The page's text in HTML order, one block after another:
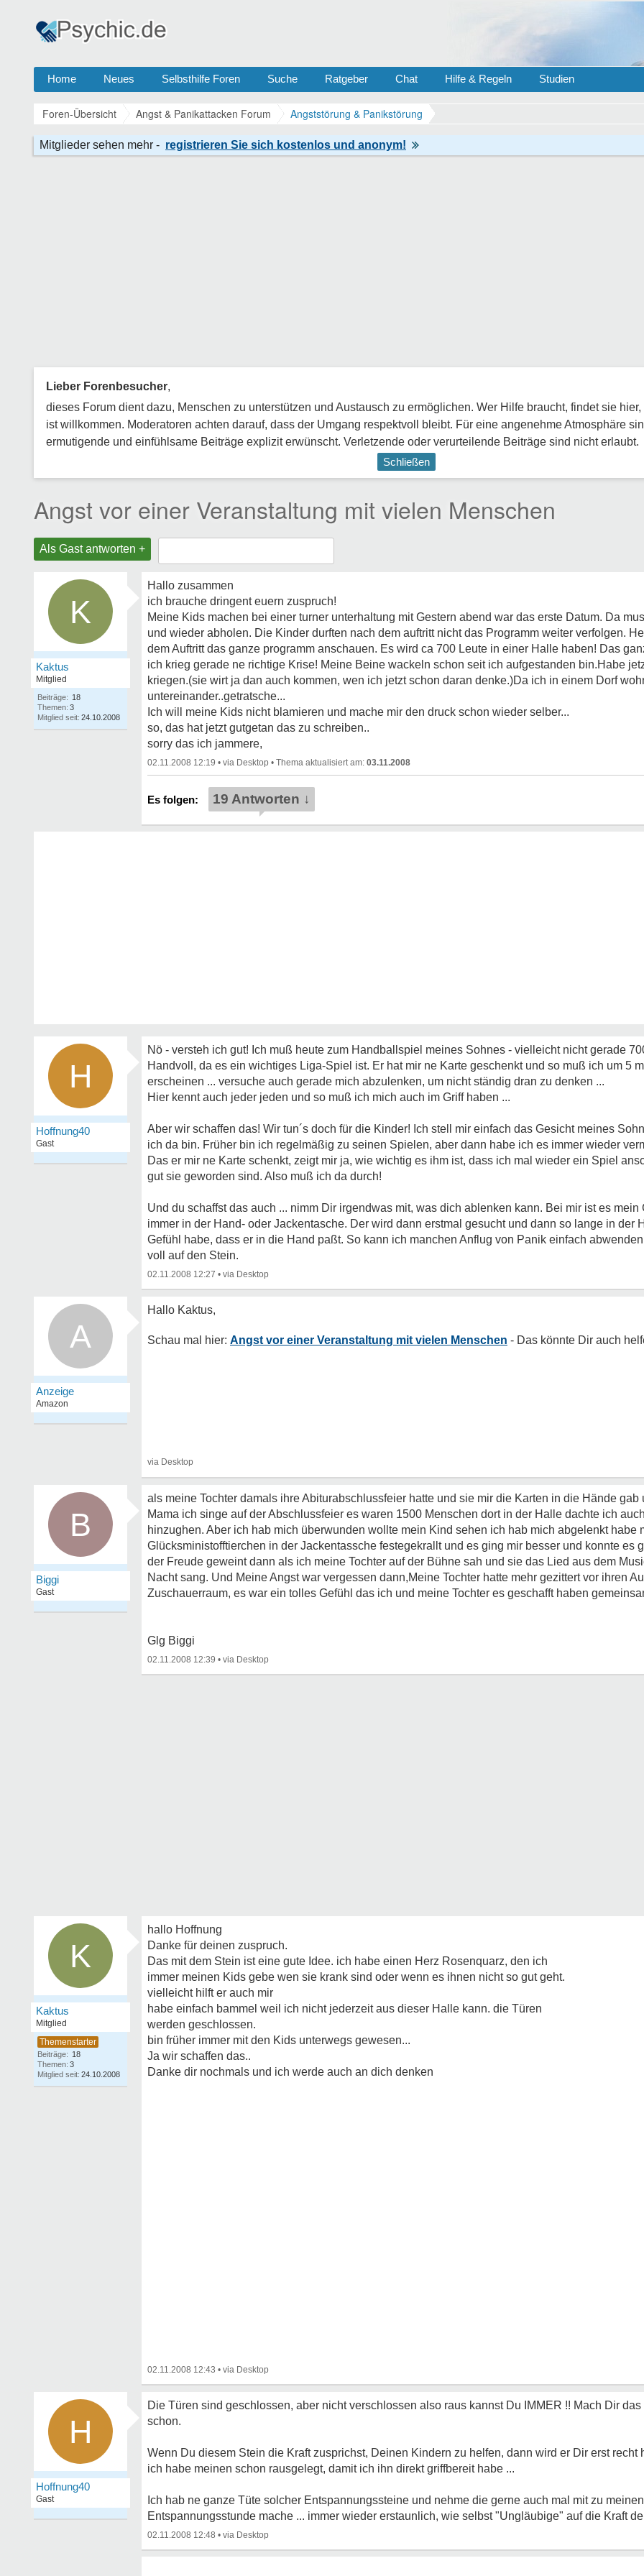
Home Neues Selbsthilfe Foren Suche Ratgeber Chat Hilfe & Regeln Studien
Foren-Übersicht Angst & Panikattacken Forum Angststörung & Panikstörung
Lieber Forenbesucher,
dieses Forum dient dazu, Menschen zu unterstützen und Austausch zu ermöglichen. Wer Hilfe braucht, findet sie
ist willkommen. Moderatoren achten darauf, dass der Umgang respektvoll bleibt. Für eine angenehme Atmosphäre
ermutigende und einfühlsame Beiträge explizit erwünscht. Verletzende oder verurteilende Beiträge sind nicht erlaubt.
Schließen
Angst vor einer Veranstaltung mit vielen Menschen
Als Gast antworten +
K
Kaktus
Mitglied
Beiträge: 18
Themen: 3
Mitglied seit: 24.10.2008
Hallo zusammen
ich brauche dringent euern zuspruch!
Meine Kids machen bei einer turner unterhaltung mit Gestern abend war das erste Datum. Da
und wieder abholen. Die Kinder durften nach dem auftritt nicht das Programm weiter verfolgen.
dem Auftritt das ganze programm anschauen. Es wird ca 700 Leute in einer Halle haben! Das
ich krieg gerade ne richtige Krise! Meine Beine wackeln schon seit ich aufgestanden bin.Habe
kriegen.(sie wirt ja dan auch kommen, wen ich jetzt schon daran denke.)Da ich in einem Dorf
untereinander..getratsche...
Ich will meine Kids nicht blamieren und mache mir den druck schon wieder selber...
so, das hat jetzt gutgetan das zu schreiben..
sorry das ich jammere,
02.11.2008 12:19 • • 03.11.2008
19 Antworten ↓
H
Hoffnung40
Gast
Nö - versteh ich gut! Ich muß heute zum Handballspiel meines Sohnes - vielleicht nicht gerade
Handvoll, da es ein wichtiges Liga-Spiel ist. Er hat mir ne Karte geschenkt und so muß ich um 5
erscheinen ... versuche auch gerade mich abzulenken, um nicht ständig dran zu denken ...
Hier kennt auch jeder jeden und so muß ich mich auch im Griff haben ...
Aber wir schaffen das! Wir tun´s doch für die Kinder! Ich stell mir einfach das Gesicht meines
ich da bin. Früher bin ich regelmäßig zu seinen Spielen, aber dann habe ich es immer wieder
Das er mir ne Karte schenkt, zeigt mir ja, wie wichtig es ihm ist, dass ich mal wieder ein Spiel
gut sie geworden sind. Also muß ich da durch!
Und du schaffst das auch ... nimm Dir irgendwas mit, was dich ablenken kann. Bei mir ist es
immer in der Hand- oder Jackentasche. Der wird dann erstmal gesucht und dann so lange in der
Gefühl habe, dass er in die Hand paßt. So kann ich manchen Anflug von Panik einfach
voll auf den Stein.
02.11.2008 12:27 •
A Angst vor einer Veranstaltung mit vielen Menschen
B
Biggi
Gast
als meine Tochter damals ihre Abiturabschlussfeier hatte und sie mir die Karten in die Hände gab
Mama ich singe auf der Abschlussfeier es waren 1500 Menschen dort in der Halle dachte ich
hinzughen. Aber ich hab mich überwunden wollte mein Kind sehen ich hab mich abgelenkt habe
Glücksministofftierchen in der Jackentassche festegekrallt und es ging mir besser und konnte es
der Freude geweint dann als ich meine Tochter auf der Bühne sah und sie das Lied aus dem
Nacht sang. Und Meine Angst war vergessen dann,Meine Tochter hatte mehr gezittert vor ihren
Zuschauerraum, es war ein tolles Gefühl das ich und meine Tochter es geschafft haben
Glg Biggi
02.11.2008 12:39 •
K
Kaktus
Mitglied
Beiträge: 18
Themen: 3
Mitglied seit: 24.10.2008
hallo Hoffnung
Danke für deinen zuspruch.
Das mit dem Stein ist eine gute Idee. ich habe einen Herz Rosenquarz, den ich
immer meinen Kids gebe wen sie krank sind oder wenn es ihnen nicht so gut geht.
vielleicht hilft er auch mir
habe einfach bammel weil ich nicht jederzeit aus dieser Halle kann. die Türen
werden geschlossen.
bin früher immer mit den Kids unterwegs gewesen...
Ja wir schaffen das..
Danke dir nochmals und ich werde auch an dich denken
02.11.2008 12:43 •
H
Hoffnung40
Gast
Die Türen sind geschlossen, aber nicht verschlossen also raus kannst Du IMMER !! Mach Dir
schon.
Wenn Du diesem Stein die Kraft zusprichst, Deinen Kindern zu helfen, dann wird er Dir erst recht
ich habe meinen schon rausgelegt, damit ich ihn direkt griffbereit habe ...
Ich hab ne ganze Tüte solcher Entspannungssteine und nehme die gerne auch mal mit zu
Entspannungsstunde mache ... immer wieder erstaunlich, wie selbst "Ungläubige" auf die Kraft
02.11.2008 12:48 •